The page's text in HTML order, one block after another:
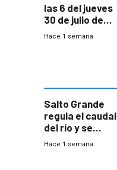
las 6 del jueves
30 de julio de
2026
Hace 1 semana
Salto Grande
regula el caudal
del río y se
prepara para un
Hace 1 semana